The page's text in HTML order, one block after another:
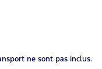
ne sont pas inclus.